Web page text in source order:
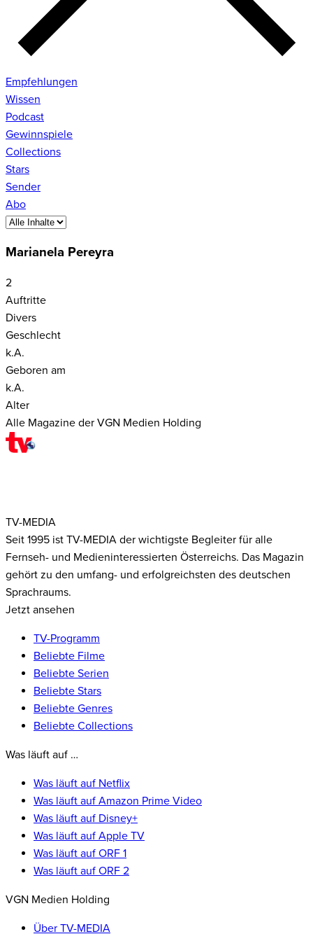
Empfehlungen
Wissen
Podcast
Gewinnspiele
Collections
Stars
Sender
Abo
Marianela Pereyra
2
Auftritte
Divers
Geschlecht
k.A.
Geboren am
k.A.
Alter
Alle Magazine der VGN Medien Holding
TV-MEDIA
Seit 1995 ist TV-MEDIA der wichtigste Begleiter für alle
Fernseh- und Medieninteressierten Österreichs. Das Magazin
gehört zu den umfang- und erfolgreichsten des deutschen
Sprachraums.
Jetzt ansehen
TV-Programm
Beliebte Filme
Beliebte Serien
Beliebte Stars
Beliebte Genres
Beliebte Collections
Was läuft auf …
Was läuft auf Netflix
Was läuft auf Amazon Prime Video
Was läuft auf Disney+
Was läuft auf Apple TV
Was läuft auf ORF 1
Was läuft auf ORF 2
VGN Medien Holding
Über TV-MEDIA